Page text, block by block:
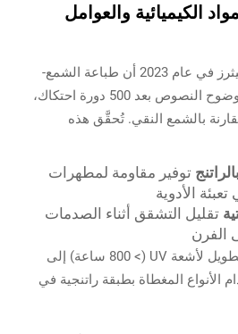
الكيميائية والعوامل
أظهرت دراسة أجرتها سميثرز في عام 2023 أن طباعة الشمع-
الراتنج تحتفظ بـ 92% من وضوح النصوص بعد 500 دورة احتكاك،
تصل إلى 23% مقارنة بالشمع النقي. تُحقَّق هذه
توفير مقاومة لمطهرات
الأدوية
تقليل التشقق أثناء الصدمات
الفرن
ومع ذلك، يؤدي التعرض الطويل لأشعة UV (> 800 ساعة) إلى
الأنواع المغطاة بطبقة راتنجية في